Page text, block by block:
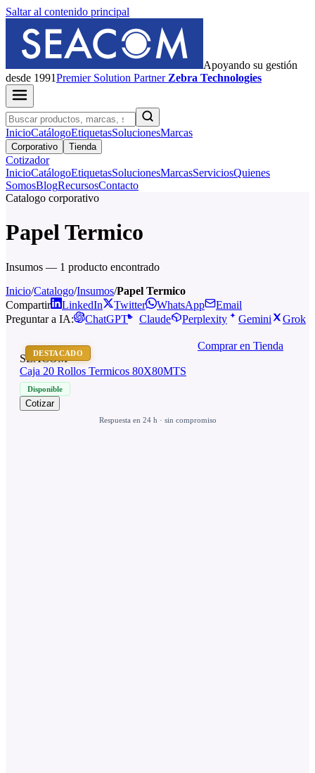
Saltar al contenido principal
Apoyando su gestión
desde 1991PremierSolution Partner Zebra Technologies
InicioCatálogoEtiquetasSolucionesMarcas
Corporativo Tienda
Cotizador
InicioCatálogoEtiquetasSolucionesMarcasServiciosQuienes
SomosBlogRecursosContacto
Catalogo corporativo
Papel Termico
Insumos — 1 producto encontrado
Inicio/Catalogo/Insumos/Papel Termico
Compartir
LinkedIn Twitter WhatsApp
Email
Preguntar a IA:
ChatGPT Claude Perplexity Gemini Grok
Comprar en Tienda
DESTACADO
SEACOM
Caja 20 Rollos Termicos 80X80MTS
Disponible
Cotizar
Respuesta en 24 h · sin compromiso